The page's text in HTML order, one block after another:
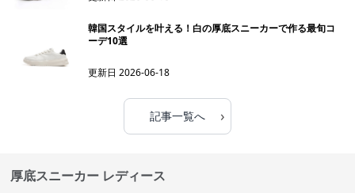
韓国スタイルを叶える！白の厚底スニーカーで作る最旬コ
ーデ10選
更新日2026-06-18
記事一覧へ ›
厚底スニーカー レディース